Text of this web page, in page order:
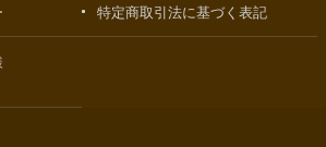
特定商取引法に基づく表記